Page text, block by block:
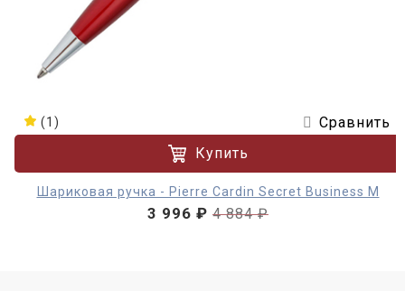
(1)
Сравнить
Купить
Шариковая ручка - Pierre Cardin Secret Business M
3 996 ₽ 4 884 ₽